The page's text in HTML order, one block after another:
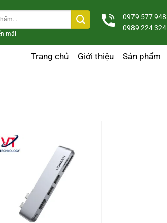
mãi
0979 577 948
0989 224 324
Trang chủ Giới thiệu Sản phẩm